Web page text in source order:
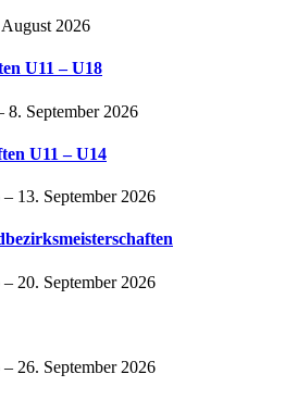
2026
U11 – U18
8. September 2026
U11 – U14
– 13. September 2026
– 20. September 2026
– 26. September 2026